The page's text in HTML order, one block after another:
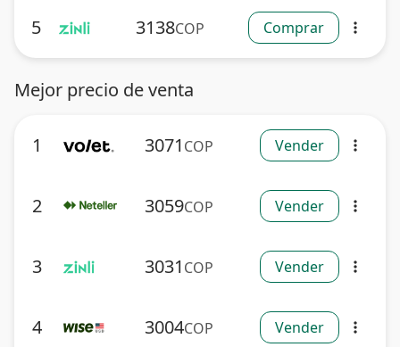
5 3138COP Comprar more_vert
Mejor precio de venta
1 3071 COP Vender more_vert
2 3059COP Vender more_vert
3 3031 COP Vender more_vert
4 3004COP Vender more_vert